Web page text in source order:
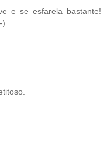
e se esfarela bastante!
)